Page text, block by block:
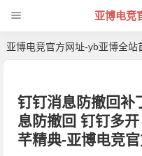
亚博电竞
亚博电竞官方网址-yb亚博全站
钉钉消息防撤回
息防撤回 钉钉多
芊精典-亚博电竞